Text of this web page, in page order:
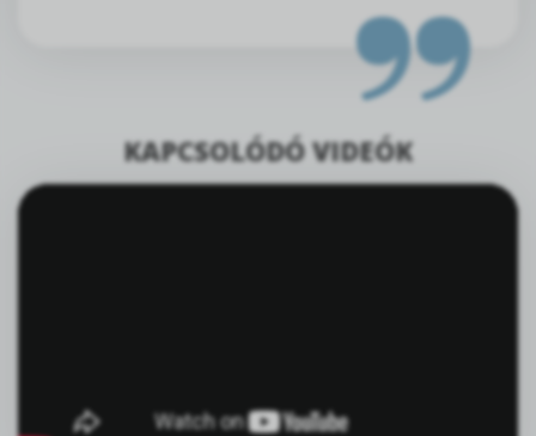
KAPCSOLÓDÓ VIDEÓK